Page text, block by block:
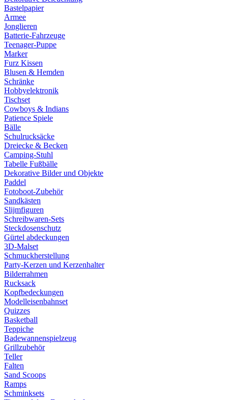
Bastelpapier
Armee
Jonglieren
Batterie-Fahrzeuge
Teenager-Puppe
Marker
Furz Kissen
Blusen & Hemden
Schränke
Hobbyelektronik
Tischset
Cowboys & Indians
Patience Spiele
Bälle
Schulrucksäcke
Dreiecke & Becken
Camping-Stuhl
Tabelle Fußbälle
Dekorative Bilder und Objekte
Paddel
Fotoboot-Zubehör
Sandkästen
Slijmfiguren
Schreibwaren-Sets
Steckdosenschutz
Gürtel abdeckungen
3D-Malset
Schmuckherstellung
Party-Kerzen und Kerzenhalter
Bilderrahmen
Rucksack
Kopfbedeckungen
Modelleisenbahnset
Quizzes
Basketball
Teppiche
Badewannenspielzeug
Grillzubehör
Teller
Falten
Sand Scoops
Ramps
Schminksets